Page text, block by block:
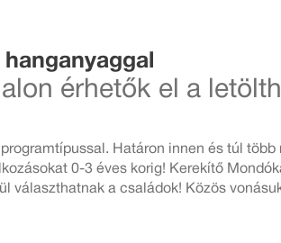
érhetők el a
Határon innen és túl
0-3 éves korig! Kerekítő
választhatnak a családok! Közös